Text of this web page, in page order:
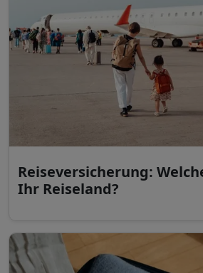
Reiseversicherung:
Ihr Reiseland?